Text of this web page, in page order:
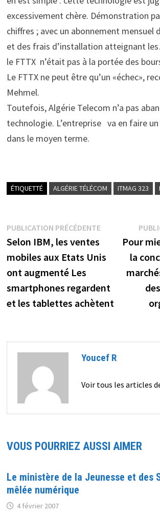
excessivement chère. Démonstration
chiffres ; avec un abonnement mensuel
et des frais d’installation atteignant
le FTTX n’était pas à la portée des
Le FTTX ne peut être qu’un «échec»,
Mehmel.
Toutefois, Algérie Telecom n’a pas
technologie. L’entreprise va en faire
dans le moyen terme.
ÉTIQUETTÉ ALGÉRIE TÉLÉCOM ITMAG 323
Navigation
de
l’article
PUBLICATION PRÉCÉDENTEPublication
précédente :
Selon IBM, les ventes
mobiles aux Etats Unis
ont augmenté Les
smartphones regardent
et les tablettes achètent
Pour
la
Youcef R
Voir tous les articles
VOUS POURRIEZ AUSSI AIMER
Le ministère de la Jeunesse et des
mêlée numérique
4 février 2007